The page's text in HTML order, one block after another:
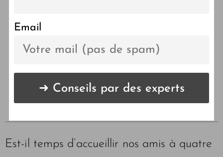
LES POINTS CLÉS DE
L'ARTICLE 🔑
Est-il temps d’accueillir nos amis à quatre
Email